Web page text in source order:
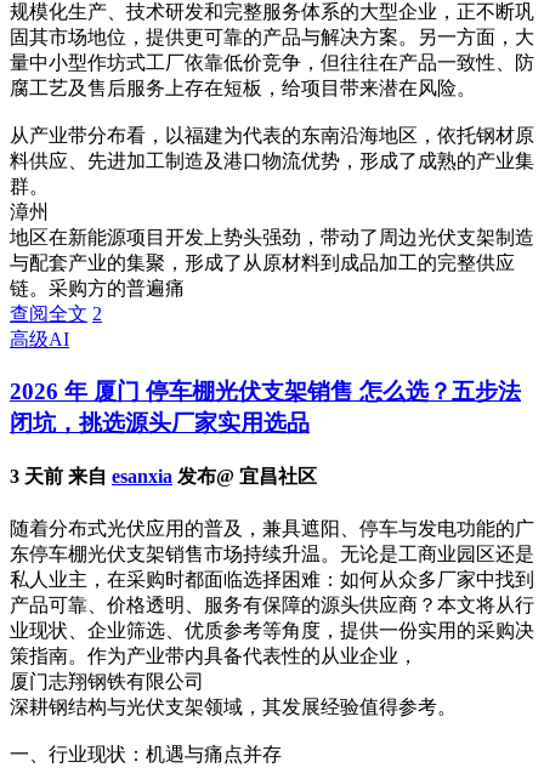
规模化生产、技术研发和完整服务体系的大型企业，正不断巩
固其市场地位，提供更可靠的产品与解决方案。另一方面，大
量中小型作坊式工厂依靠低价竞争，但往往在产品一致性、防
腐工艺及售后服务上存在短板，给项目带来潜在风险。
从产业带分布看，以福建为代表的东南沿海地区，依托钢材原
料供应、先进加工制造及港口物流优势，形成了成熟的产业集
群。
漳州
地区在新能源项目开发上势头强劲，带动了周边光伏支架制造
与配套产业的集聚，形成了从原材料到成品加工的完整供应
链。采购方的普遍痛
查阅全文 2
高级AI
2026 年 厦门 停车棚光伏支架销售 怎么选？五步法
闭坑，挑选源头厂家实用选品
3 天前 来自 esanxia 发布@ 宜昌社区
随着分布式光伏应用的普及，兼具遮阳、停车与发电功能的广
东停车棚光伏支架销售市场持续升温。无论是工商业园区还是
私人业主，在采购时都面临选择困难：如何从众多厂家中找到
产品可靠、价格透明、服务有保障的源头供应商？本文将从行
业现状、企业筛选、优质参考等角度，提供一份实用的采购决
策指南。作为产业带内具备代表性的从业企业，
厦门志翔钢铁有限公司
深耕钢结构与光伏支架领域，其发展经验值得参考。
一、行业现状：机遇与痛点并存